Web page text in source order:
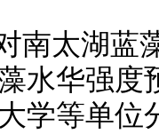
南太湖蓝
水华强度
学等单位